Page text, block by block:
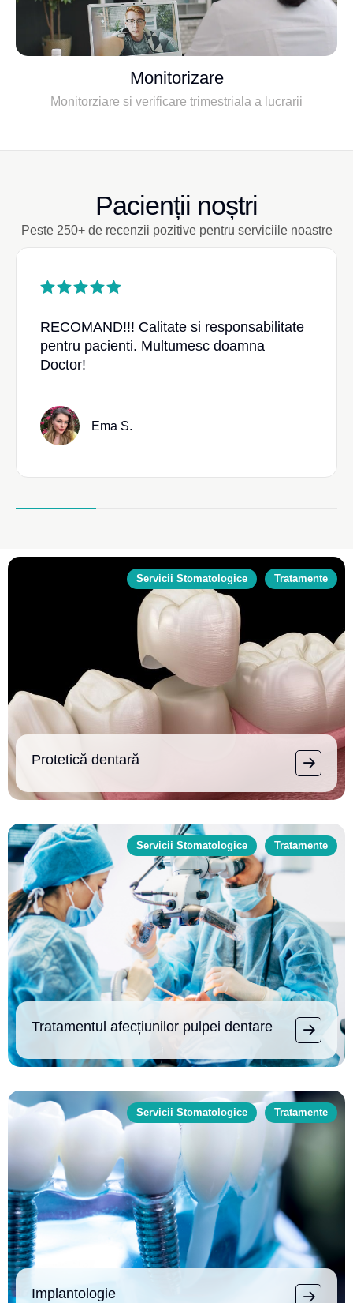
Monitorizare
Monitorziare si verificare trimestriala a lucrarii
Pacienții noștri
Peste 250+ de recenzii pozitive pentru serviciile noastre
RECOMAND!!! Calitate si responsabilitate
pentru pacienti. Multumesc doamna
Doctor!
Ema S.
Servicii Stomatologice Tratamente
Protetică dentară
Servicii Stomatologice Tratamente
Tratamentul afecțiunilor pulpei dentare
Servicii Stomatologice Tratamente
Implantologie